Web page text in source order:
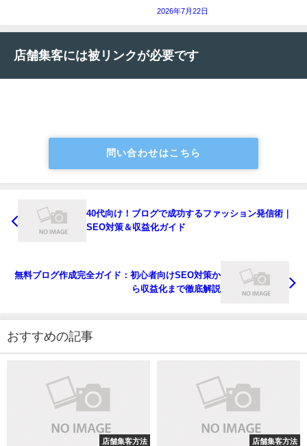
2026年7月22日
店舗集客には被リンクが必要です
問い合わせはこちら
40代向け！ブログで成功するファッション発信術｜
SEO対策＆収益化ガイド
無料ブログ作成完全ガイド：初心者向けSEO対策か
ら収益化まで徹底解説
おすすめの記事
店舗集客方法 店舗集客方法